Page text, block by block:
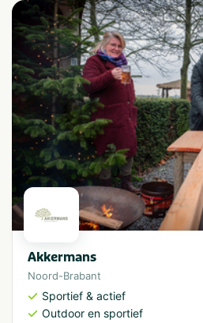
Akkermans
Noord-Brabant
Sportief & actief
Outdoor en sportief